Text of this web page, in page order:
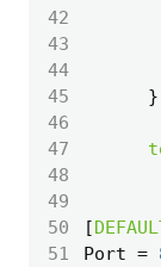
42
43
44
45
46
47
48
49
50
[
51
Port =